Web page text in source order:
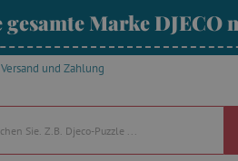
gesamte Marke DJECO
Versand und Zahlung